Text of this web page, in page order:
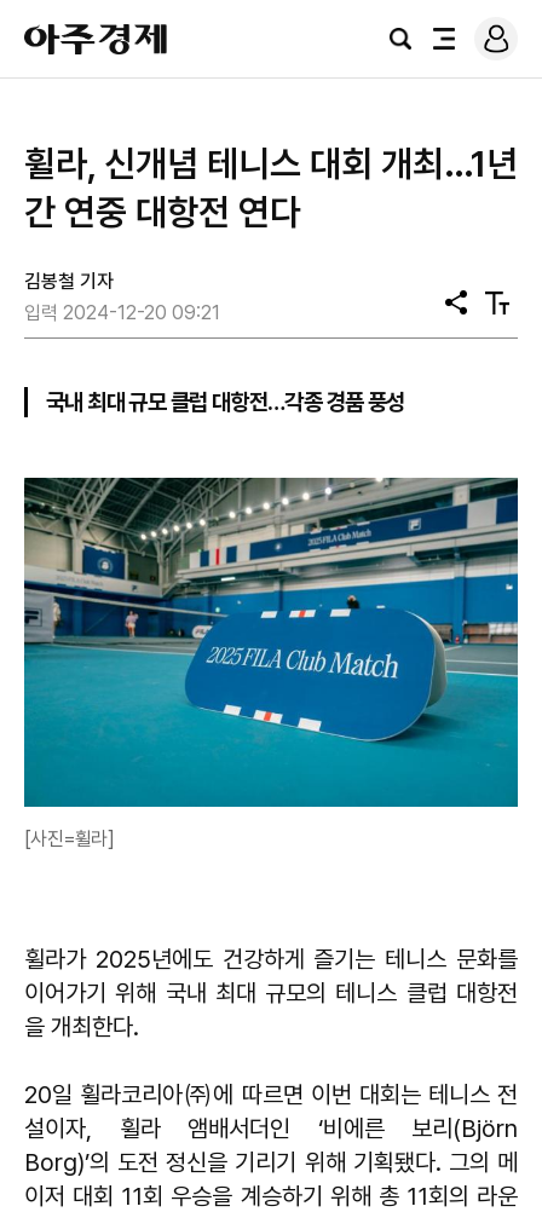
아
주
경
검
전
로
그
휠라, 신개념 테니스 대회 개최…1년
간 연중 대항전 연다
김봉철 기자
입력 2024-12-20 09:21
공
유
텍
스
국내 최대 규모 클럽 대항전…각종 경품 풍성
[사진=휠라]
휠라가 2025년에도 건강하게 즐기는 테니스 문화를
이어가기 위해 국내 최대 규모의 테니스 클럽 대항전
을 개최한다.
20일 휠라코리아㈜에 따르면 이번 대회는 테니스 전
설이자, 휠라 앰배서더인 ‘비에른 보리(Björn
Borg)’의 도전 정신을 기리기 위해 기획됐다. 그의 메
이저 대회 11회 우승을 계승하기 위해 총 11회의 라운